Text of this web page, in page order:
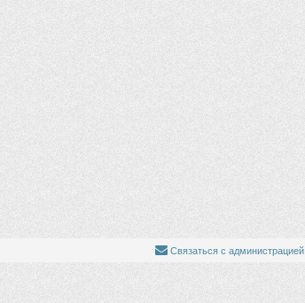
Связаться с администрацией